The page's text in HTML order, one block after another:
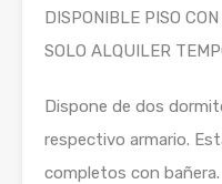
DISPONIBLE PISO
SOLO ALQUILER
Dispone de dos
respectivo armario.
completos con